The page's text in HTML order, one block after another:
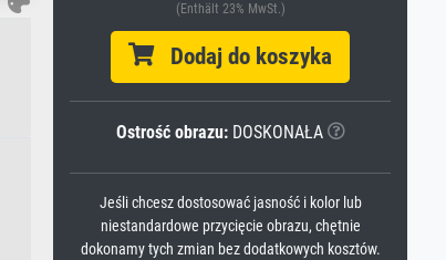
(Enthält 23% MwSt.)
Dodaj do koszyka
Ostrość obrazu:DOSKONAŁA
Jeśli chcesz dostosować jasność i kolor lub
niestandardowe przycięcie obrazu, chętnie
dokonamy tych zmian bez dodatkowych kosztów.